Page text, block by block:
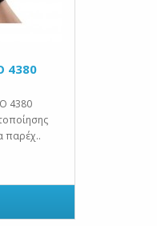
4380
4380
παρέχ..